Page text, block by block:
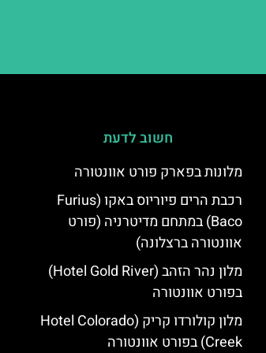
חשוב לדעת
מלונות בפארק פורט אוונטורה
רכבת הרים פיוריוס באקו (Furius
Baco) במתחם מדיטרניה (פורט
אוונטורה ברצלונה)
מלון נהר הזהב (Hotel Gold River)
בפורט אוונטורה
מלון קולורדו קריק (Hotel Colorado
Creek) בפורט אוונטורה